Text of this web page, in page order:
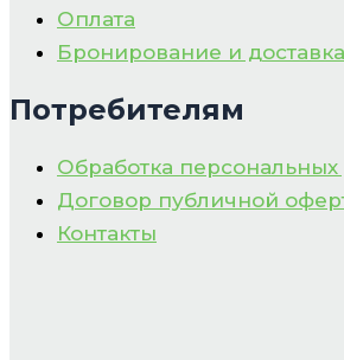
Оплата
Бронирование и доставка
Потребителям
Обработка
Договор публичной
Контакты